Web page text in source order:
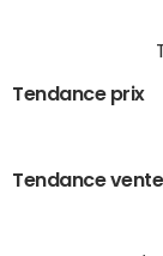
Tendance prix
Tendance